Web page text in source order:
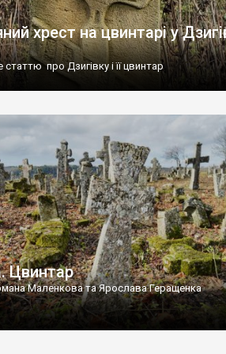
хрест на цвинтарі у
про Дзигівку і її цвинтар
Цвинтар
Маленкова та Ярослава Геращенка